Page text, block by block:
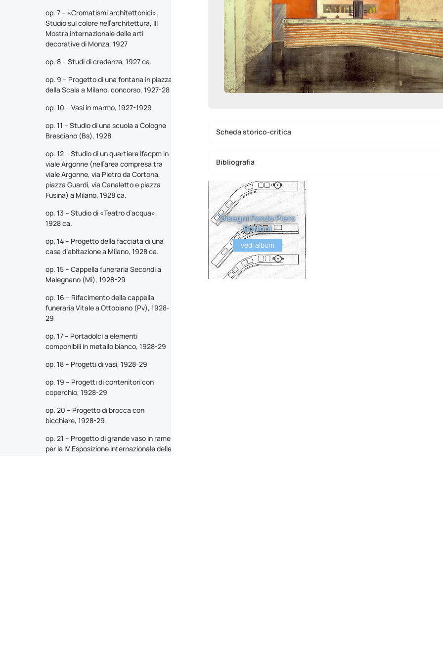
op. 7 – «Cromatismi architettonici»,
Studio sul colore nell’architettura, III
Mostra internazionale delle arti
decorative di Monza, 1927
op. 8 – Studi di credenze, 1927 ca.
op. 9 – Progetto di una fontana in piazza
della Scala a Milano, concorso, 1927-28
op. 10 – Vasi in marmo, 1927-1929
op. 11 – Studio di una scuola a Cologne
Bresciano (Bs), 1928
op. 12 – Studio di un quartiere Ifacpm in
viale Argonne (nell’area compresa tra
viale Argonne, via Pietro da Cortona,
piazza Guardi, via Canaletto e piazza
Fusina) a Milano, 1928 ca.
op. 13 – Studio di «Teatro d’acqua»,
1928 ca.
op. 14 – Progetto della facciata di una
casa d’abitazione a Milano, 1928 ca.
op. 15 – Cappella funeraria Secondi a
Melegnano (Mi), 1928-29
op. 16 – Rifacimento della cappella
funeraria Vitale a Ottobiano (Pv), 1928-
29
op. 17 – Portadolci a elementi
componibili in metallo bianco, 1928-29
op. 18 – Progetti di vasi, 1928-29
op. 19 – Progetti di contenitori con
coperchio, 1928-29
op. 20 – Progetto di brocca con
bicchiere, 1928-29
op. 21 – Progetto di grande vaso in rame
per la IV Esposizione internazionale delle
Scheda storico-critica
Bibliografia
Disegni Fondo Piero
Bottoni
vedi album